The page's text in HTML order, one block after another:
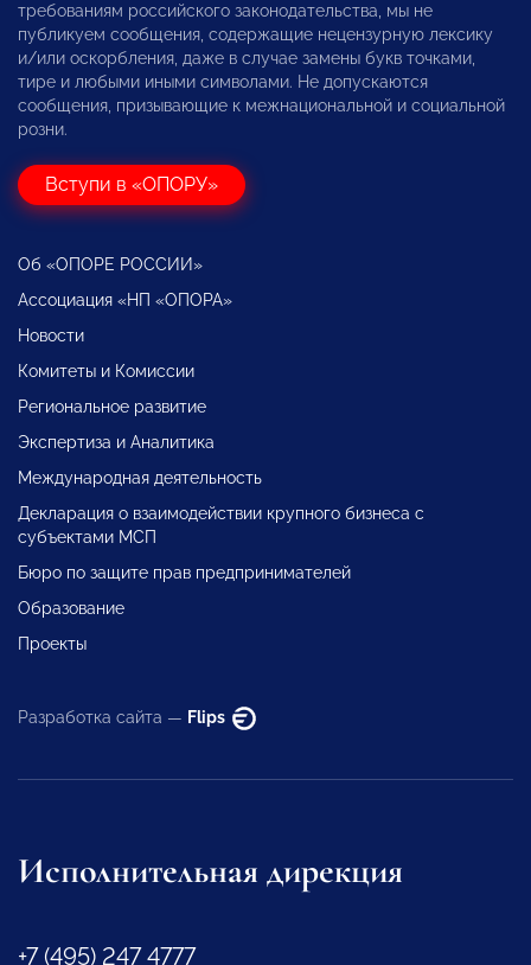
требованиям российского законодательства, мы не
публикуем сообщения, содержащие нецензурную лексику
и/или оскорбления, даже в случае замены букв точками,
тире и любыми иными символами. Не допускаются
сообщения, призывающие к межнациональной и социальной
розни.
Вступи в «ОПОРУ»
Об «ОПОРЕ РОССИИ»
Ассоциация «НП «ОПОРА»
Новости
Комитеты и Комиссии
Региональное развитие
Экспертиза и Аналитика
Международная деятельность
Декларация о взаимодействии крупного бизнеса с
субъектами МСП
Бюро по защите прав предпринимателей
Образование
Проекты
Разработка сайта — Flips
Исполнительная дирекция
+7 (495) 247 4777